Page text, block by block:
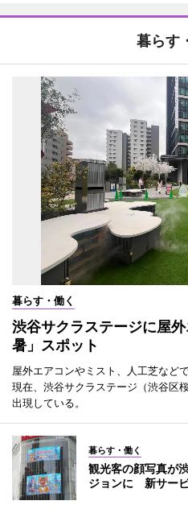
暮らす
暮らす・働く
渋谷サクラステージに屋
暑」スポット
屋外エアコンやミスト、人工芝など
現在、渋谷サクラステージ（渋谷区
出現している。
暮らす・働く
観光客の顔写真が
ジョンに 新サー